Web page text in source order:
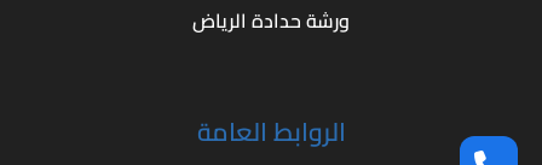
ورشة حدادة الرياض
الروابط العامة